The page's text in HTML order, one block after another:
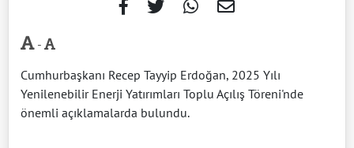
-
Cumhurbaşkanı Recep Tayyip Erdoğan, 2025 Yılı
Yenilenebilir Enerji Yatırımları Toplu Açılış Töreni'nde
önemli açıklamalarda bulundu.